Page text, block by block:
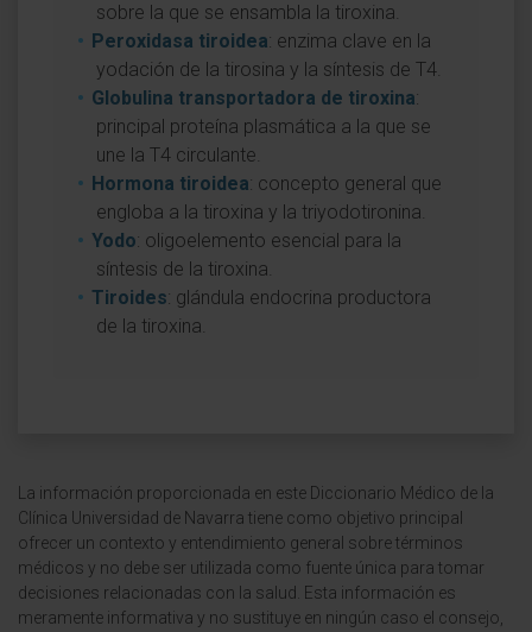
sobre la que se ensambla la tiroxina.
Peroxidasa tiroidea: enzima clave en la
yodación de la tirosina y la síntesis de T4.
Globulina transportadora de tiroxina:
principal proteína plasmática a la que se
une la T4 circulante.
Hormona tiroidea: concepto general que
engloba a la tiroxina y la triyodotironina.
Yodo: oligoelemento esencial para la
síntesis de la tiroxina.
Tiroides: glándula endocrina productora
de la tiroxina.
La información proporcionada en este Diccionario Médico de la
Clínica Universidad de Navarra tiene como objetivo principal
ofrecer un contexto y entendimiento general sobre términos
médicos y no debe ser utilizada como fuente única para tomar
decisiones relacionadas con la salud. Esta información es
meramente informativa y no sustituye en ningún caso el consejo,